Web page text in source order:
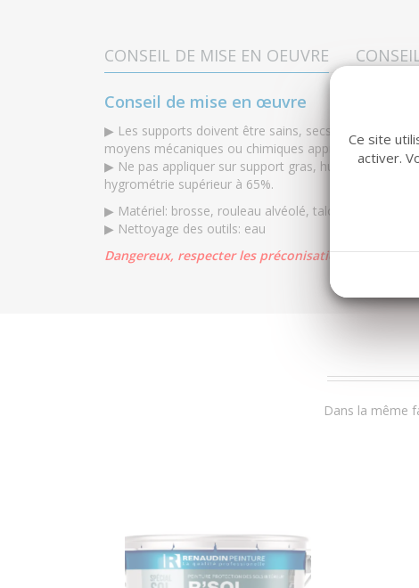
CONSEIL DE MISE EN OEUVRE
Conseil de mise en œuvre
▶ Les supports doivent être sains, secs et préparés
moyens mécaniques ou chimiques appropriés.
▶ Ne pas appliquer sur support gras, humide,
hygrométrie supérieur à 65%.
▶ Matériel: brosse, rouleau alvéolé, taloche
▶ Nettoyage des outils: eau
Dangereux, respecter les préconisations d’emploi.
Dans la même
Ce site
activer.